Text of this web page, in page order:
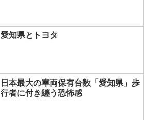
愛知県とトヨタ
日本最大の車両保有台数「愛知県」歩
行者に付き纏う恐怖感